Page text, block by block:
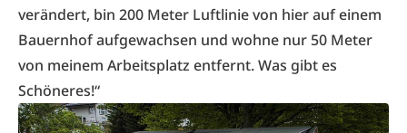
verändert, bin 200 Meter Luftlinie von hier auf einem
Bauernhof aufgewachsen und wohne nur 50 Meter
von meinem Arbeitsplatz entfernt. Was gibt es
Schöneres!“